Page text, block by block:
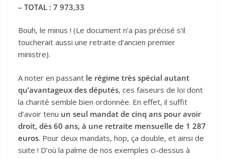
– TOTAL : 7 973,33
Bouh, le minus ! (Le document n’a pas précisé s’il
toucherait aussi une retraite d’ancien premier
ministre).
A noter en passant le régime très spécial autant
qu’avantageux des députés, ces faiseurs de loi dont
la charité semble bien ordonnée. En effet, il suffit
d’avoir tenu un seul mandat de cinq ans pour avoir
droit, dès 60 ans, à une retraite mensuelle de 1 287
euros. Pour deux mandats, hop, ça double, et ainsi de
suite ! D’où la palme de nos exemples ci-dessus à